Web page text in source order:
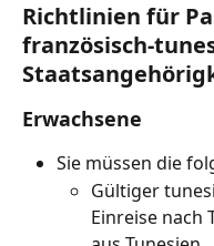
Richtlinien für
französisch-
Erwachsene
Sie müssen die
Gültiger
Einreise nach